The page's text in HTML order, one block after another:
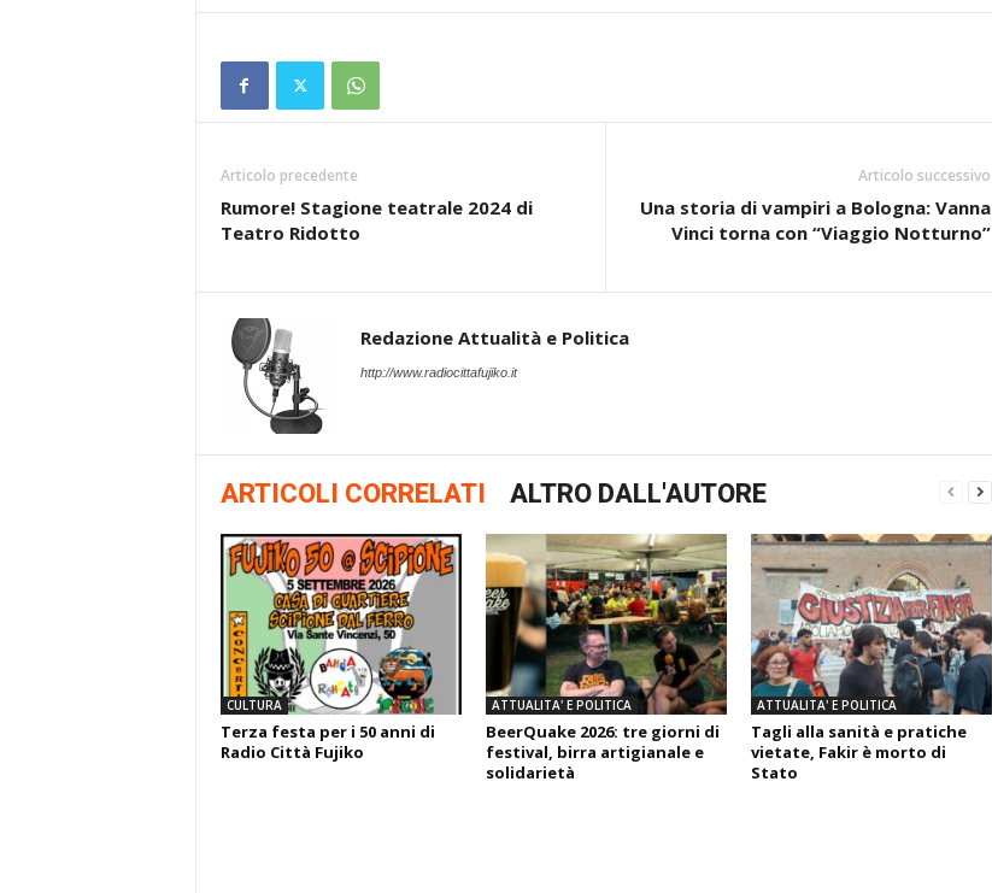
Articolo precedente
Rumore! Stagione teatrale 2024 di
Teatro Ridotto
Articolo successivo
Una storia di vampiri a Bologna: Vanna
Vinci torna con “Viaggio Notturno”
Redazione Attualità e Politica
http://www.radiocittafujiko.it
ARTICOLI CORRELATI ALTRO DALL'AUTORE
CULTURA
Terza festa per i 50 anni di
Radio Città Fujiko
ATTUALITA' E POLITICA
BeerQuake 2026: tre giorni di
festival, birra artigianale e
solidarietà
ATTUALITA' E POLITICA
Tagli alla sanità e pratiche
vietate, Fakir è morto di
Stato